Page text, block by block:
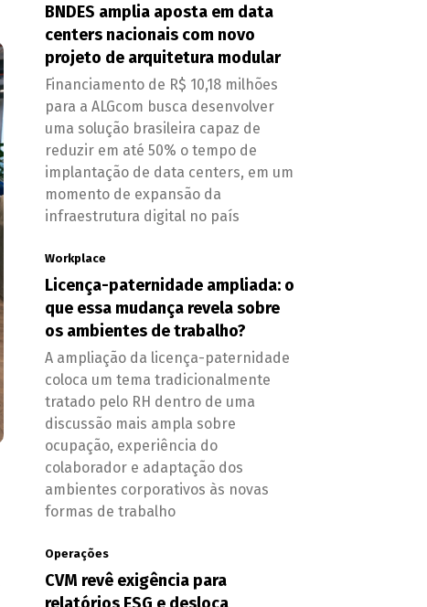
BNDES amplia aposta em data
centers nacionais com novo
projeto de arquitetura modular
Financiamento de R$ 10,18 milhões
para a ALGcom busca desenvolver
uma solução brasileira capaz de
reduzir em até 50% o tempo de
implantação de data centers, em um
momento de expansão da
infraestrutura digital no país
Workplace
Licença-paternidade ampliada: o
que essa mudança revela sobre
os ambientes de trabalho?
A ampliação da licença-paternidade
coloca um tema tradicionalmente
tratado pelo RH dentro de uma
discussão mais ampla sobre
ocupação, experiência do
colaborador e adaptação dos
ambientes corporativos às novas
formas de trabalho
Operações
CVM revê exigência para
relatórios ESG e desloca